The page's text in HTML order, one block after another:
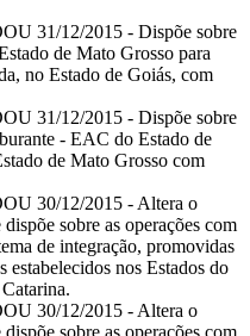
31/12/2015 - Dispõe sobre
de Mato Grosso para
no Estado de Goiás, com
31/12/2015 - Dispõe sobre
- EAC do Estado de
de Mato Grosso com
30/12/2015 - Altera o
sobre as operações com
de integração, promovidas
estabelecidos nos Estados do
30/12/2015 - Altera o
sobre as operações com